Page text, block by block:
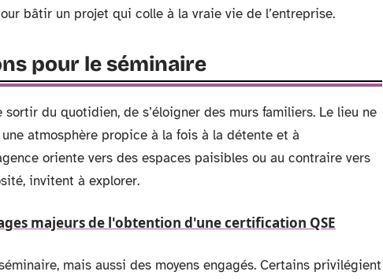
bâtir un projet qui colle à la vraie vie de l’entreprise.
pour le séminaire
sortir du quotidien, de s’éloigner des murs familiers. Le lieu ne
atmosphère propice à la fois à la détente et à
oriente vers des espaces paisibles ou au contraire vers
invitent à explorer.
majeurs de l'obtention d'une certification QSE
mais aussi des moyens engagés. Certains privilégient